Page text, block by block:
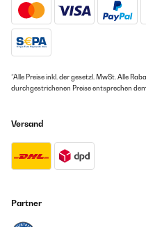
*Alle Preise inkl. der gesetzl. MwSt. Alle
durchgestrichenen Preise entsprechen
Versand
Partner